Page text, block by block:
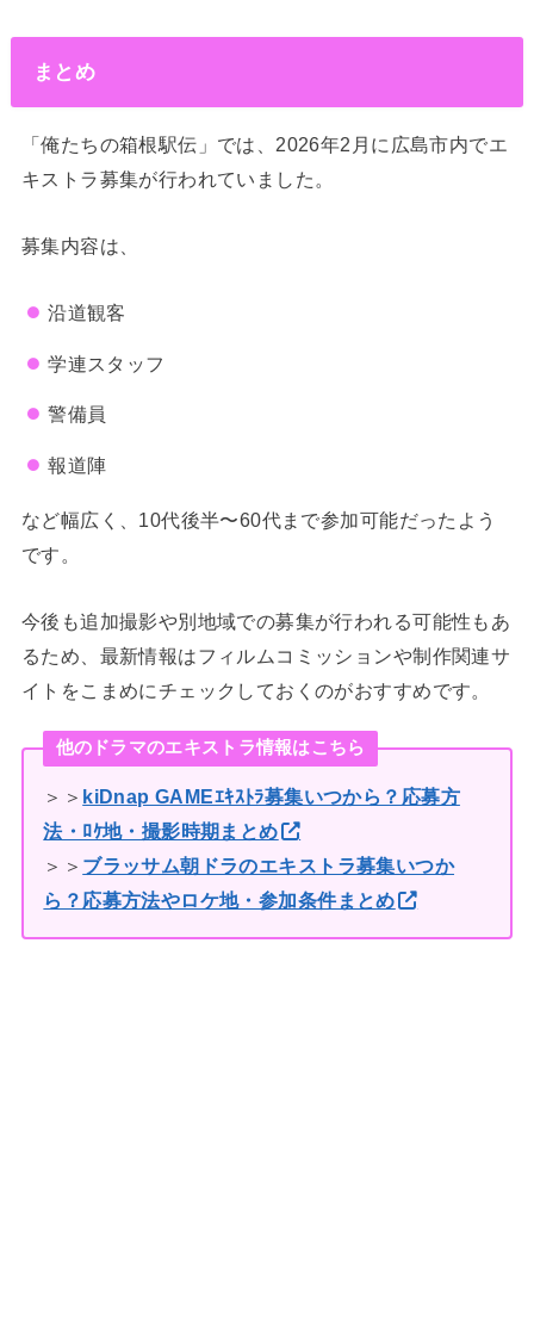
まとめ
「俺たちの箱根駅伝」では、2026年2月に広島市内でエ
キストラ募集が行われていました。
募集内容は、
沿道観客
学連スタッフ
警備員
報道陣
など幅広く、10代後半〜60代まで参加可能だったよう
です。
今後も追加撮影や別地域での募集が行われる可能性もあ
るため、最新情報はフィルムコミッションや制作関連サ
イトをこまめにチェックしておくのがおすすめです。
他のドラマのエキストラ情報はこちら
＞＞ kiDnap GAMEｴｷｽﾄﾗ募集いつから？応募方
法・ﾛｹ地・撮影時期まとめ
＞＞ ブラッサム朝ドラのエキストラ募集いつか
ら？応募方法やロケ地・参加条件まとめ